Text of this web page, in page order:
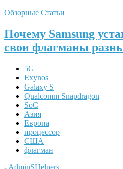
Обзорные Статьи
Почему Samsung
свои флагманы
5G
Exynos
Galaxy S
Qualcomm Snapdragon
SoC
Азия
Европа
процессор
США
флагман
- AdminSHelpers